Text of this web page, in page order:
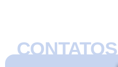
CONTATOS